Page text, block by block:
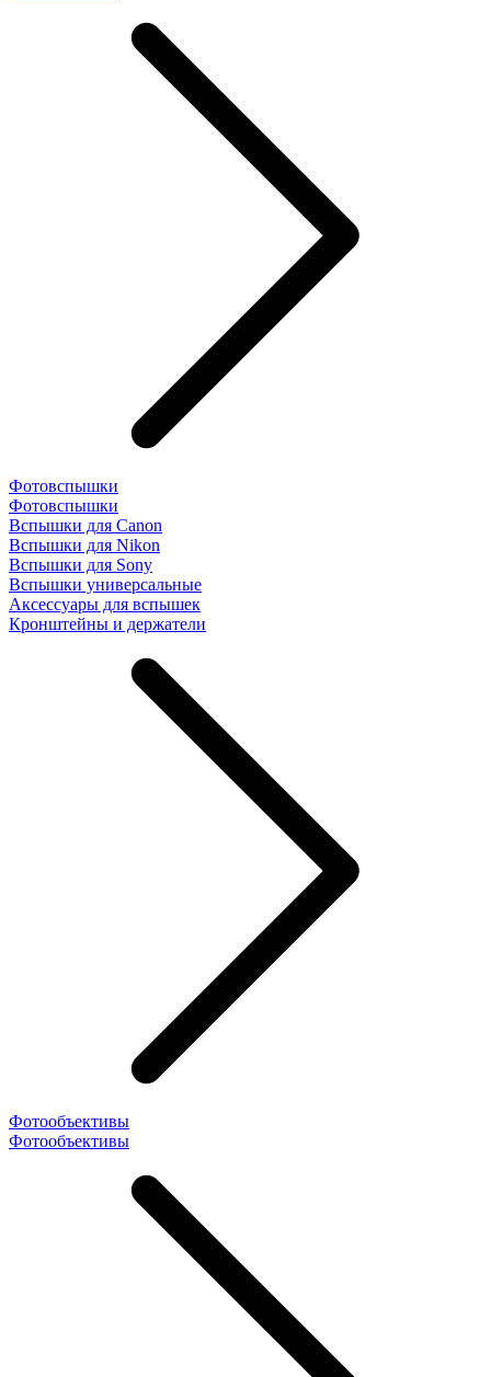
Фотовспышки
Фотовспышки
Вспышки для Canon
Вспышки для Nikon
Вспышки для Sony
Вспышки универсальные
Аксесcуары для вспышек
Кронштейны и держатели
Фотообъективы
Фотообъективы